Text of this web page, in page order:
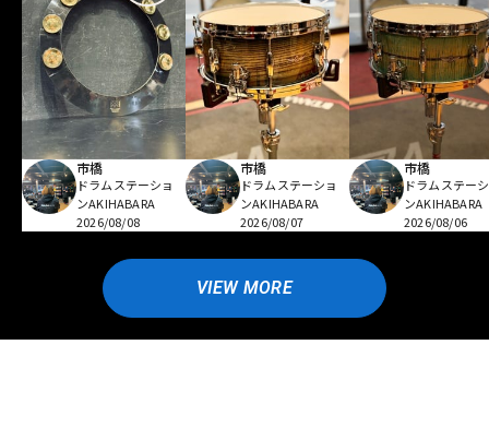
市橋
ドラムステーショ
ンAKIHABARA
2026/08/08
市橋
ドラムステーショ
ンAKIHABARA
2026/08/07
市橋
ドラムステー
ンAKIHABARA
2026/08/06
VIEW MORE